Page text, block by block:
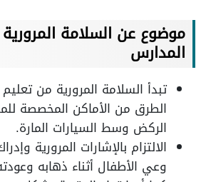
موضوع عن السلامة
المدارس
تبدأ السلامة المرورية من
الطرق من الأماكن المخصصة
الركض وسط السيارات المارة.
الالتزام بالإشارات المرورية
وعي الأطفال أثناء ذهابه